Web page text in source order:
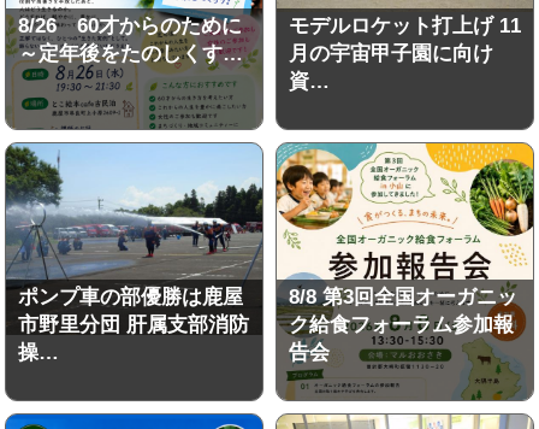
8/26 60才からのために
～定年後をたのしくす…
モデルロケット打上げ 11
月の宇宙甲子園に向け
資…
ポンプ車の部優勝は鹿屋
市野里分団 肝属支部消防
操…
8/8 第3回全国オーガニッ
ク給食フォーラム参加報
告会